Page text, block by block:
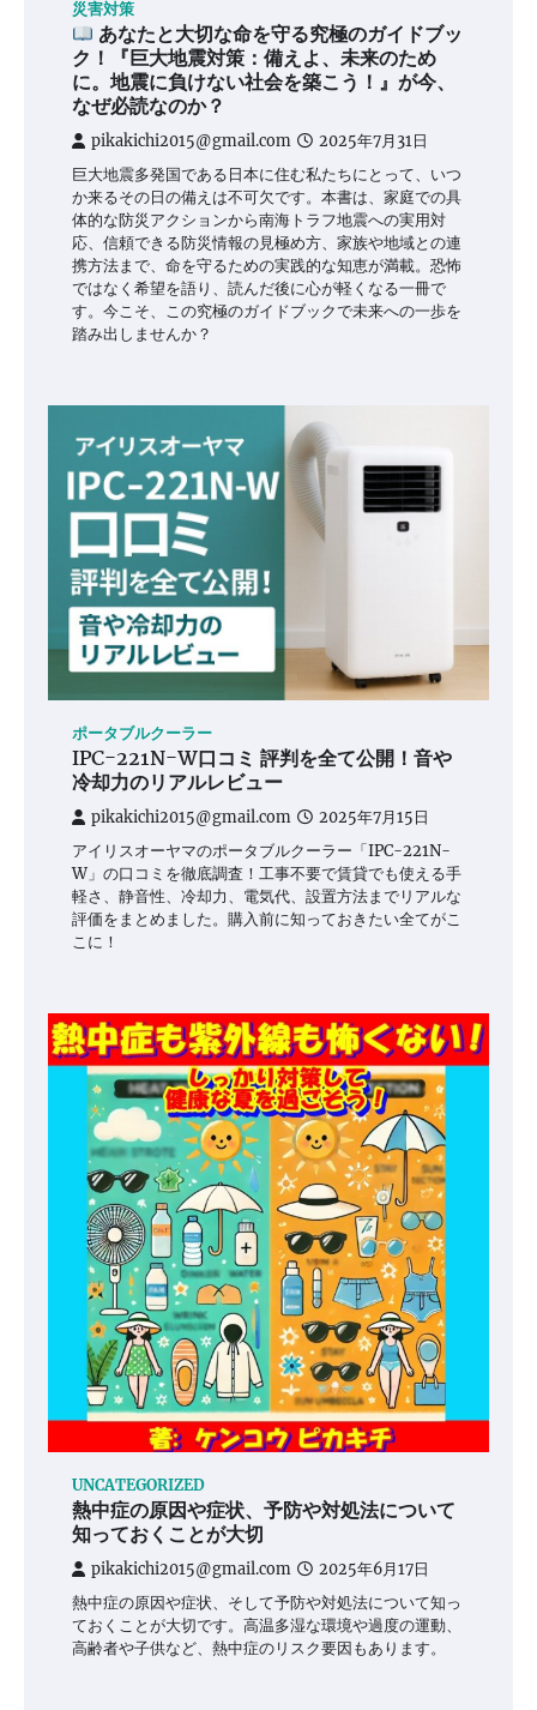
災害対策
あなたと大切な命を守る究極のガイドブッ
ク！『巨大地震対策：備えよ、未来のため
に。地震に負けない社会を築こう！』が今、
なぜ必読なのか？
pikakichi2015@gmail.com 2025年7月31日
巨大地震多発国である日本に住む私たちにとって、いつ
か来るその日の備えは不可欠です。本書は、家庭での具
体的な防災アクションから南海トラフ地震への実用対
応、信頼できる防災情報の見極め方、家族や地域との連
携方法まで、命を守るための実践的な知恵が満載。恐怖
ではなく希望を語り、読んだ後に心が軽くなる一冊で
す。今こそ、この究極のガイドブックで未来への一歩を
踏み出しませんか？
ポータブルクーラー
IPC-221N-W口コミ 評判を全て公開！音や
冷却力のリアルレビュー
pikakichi2015@gmail.com 2025年7月15日
アイリスオーヤマのポータブルクーラー「IPC-221N-
W」の口コミを徹底調査！工事不要で賃貸でも使える手
軽さ、静音性、冷却力、電気代、設置方法までリアルな
評価をまとめました。購入前に知っておきたい全てがこ
こに！
UNCATEGORIZED
熱中症の原因や症状、予防や対処法について
知っておくことが大切
pikakichi2015@gmail.com 2025年6月17日
熱中症の原因や症状、そして予防や対処法について知っ
ておくことが大切です。高温多湿な環境や過度の運動、
高齢者や子供など、熱中症のリスク要因もあります。